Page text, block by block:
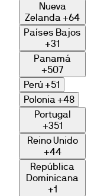
Nueva
Zelanda+64
Países Bajos
+31
Panamá
+507
Perú +51
Polonia+48
Portugal
+351
Reino Unido
+44
República
Dominicana
+1